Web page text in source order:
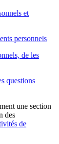
et
personnels
de les
questions
une section
des
de